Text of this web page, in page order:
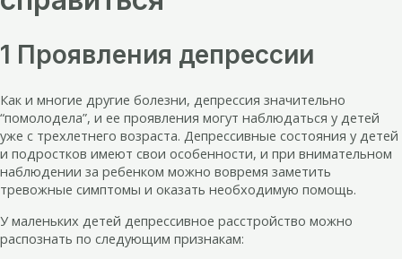
1 Проявления депрессии
Как и многие другие болезни, депрессия значительно
“помолодела”, и ее проявления могут наблюдаться у детей
уже с трехлетнего возраста. Депрессивные состояния у детей
и подростков имеют свои особенности, и при внимательном
наблюдении за ребенком можно вовремя заметить
тревожные симптомы и оказать необходимую помощь.
У маленьких детей депрессивное расстройство можно
распознать по следующим признакам: